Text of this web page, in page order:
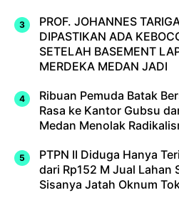
PROF. JOHANNES
DIPASTIKAN ADA
SETELAH BASEMENT
MERDEKA MEDAN JADI
Ribuan Pemuda Batak
Rasa ke Kantor Gubsu
Medan Menolak
PTPN II Diduga Hanya
dari Rp152 M Jual Lahan
Sisanya Jatah Oknum